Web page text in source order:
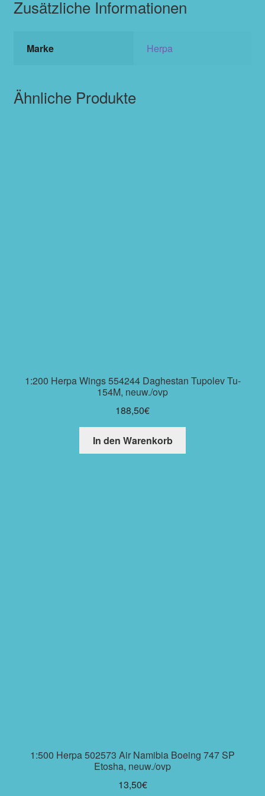
Zusätzliche Informationen
Marke Herpa
Ähnliche Produkte
1:200 Herpa Wings 554244 Daghestan Tupolev Tu-
154M, neuw./ovp
188,50€
In den Warenkorb
1:500 Herpa 502573 Air Namibia Boeing 747 SP
Etosha, neuw./ovp
13,50€